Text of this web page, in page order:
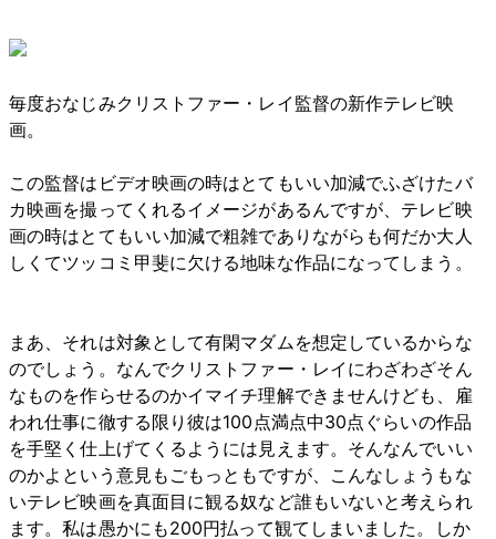
毎度おなじみクリストファー・レイ監督の新作テレビ映
画。
この監督はビデオ映画の時はとてもいい加減でふざけたバ
カ映画を撮ってくれるイメージがあるんですが、テレビ映
画の時はとてもいい加減で粗雑でありながらも何だか大人
しくてツッコミ甲斐に欠ける地味な作品になってしまう。
まあ、それは対象として有閑マダムを想定しているからな
のでしょう。なんでクリストファー・レイにわざわざそん
なものを作らせるのかイマイチ理解できませんけども、雇
われ仕事に徹する限り彼は100点満点中30点ぐらいの作品
を手堅く仕上げてくるようには見えます。そんなんでいい
のかよという意見もごもっともですが、こんなしょうもな
いテレビ映画を真面目に観る奴など誰もいないと考えられ
ます。私は愚かにも200円払って観てしまいました。しか